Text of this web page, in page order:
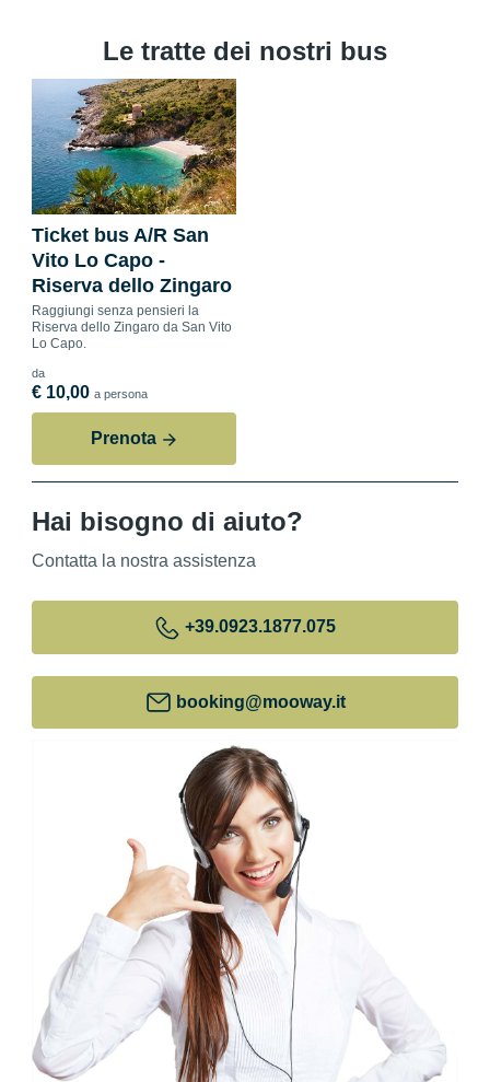
Le tratte dei nostri bus
Ticket bus A/R San
Vito Lo Capo -
Riserva dello Zingaro
Raggiungi senza pensieri la
Riserva dello Zingaro da San Vito
Lo Capo.
da
€ 10,00 a persona
Prenota
Hai bisogno di aiuto?
Contatta la nostra assistenza
+39.0923.1877.075
booking@mooway.it